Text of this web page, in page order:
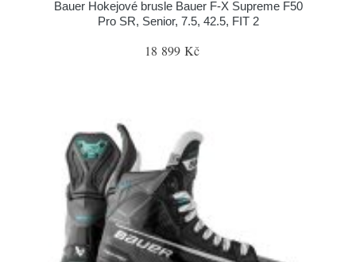
Bauer Hokejové brusle Bauer F-X Supreme F50
Pro SR, Senior, 7.5, 42.5, FIT 2
18 899 Kč